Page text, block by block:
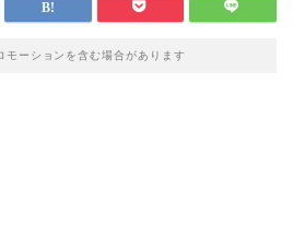
モーションを含む場合があります